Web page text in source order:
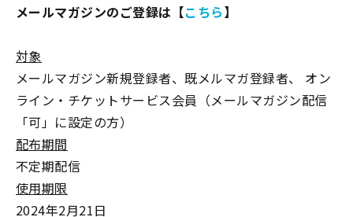
メールマガジンのご登録は【こちら】
対象
メールマガジン新規登録者、既メルマガ登録者、 オン
ライン・チケットサービス会員（メールマガジン配信
「可」に設定の方）
配布期間
不定期配信
使用期限
2024年2月21日